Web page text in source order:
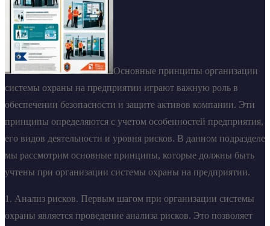
Основные принципы организации
системы охраны на предприятии играют важную роль в
обеспечении безопасности и защите активов компании. Эти
принципы определяются с учетом особенностей предприятия,
его видов деятельности и уровня рисков. В данном подразделе
мы рассмотрим основные принципы, которые должны быть
учтены при организации системы охраны на предприятии.
1. Анализ рисков. Первым шагом при организации системы
охраны является проведение анализа рисков. Это позволяет